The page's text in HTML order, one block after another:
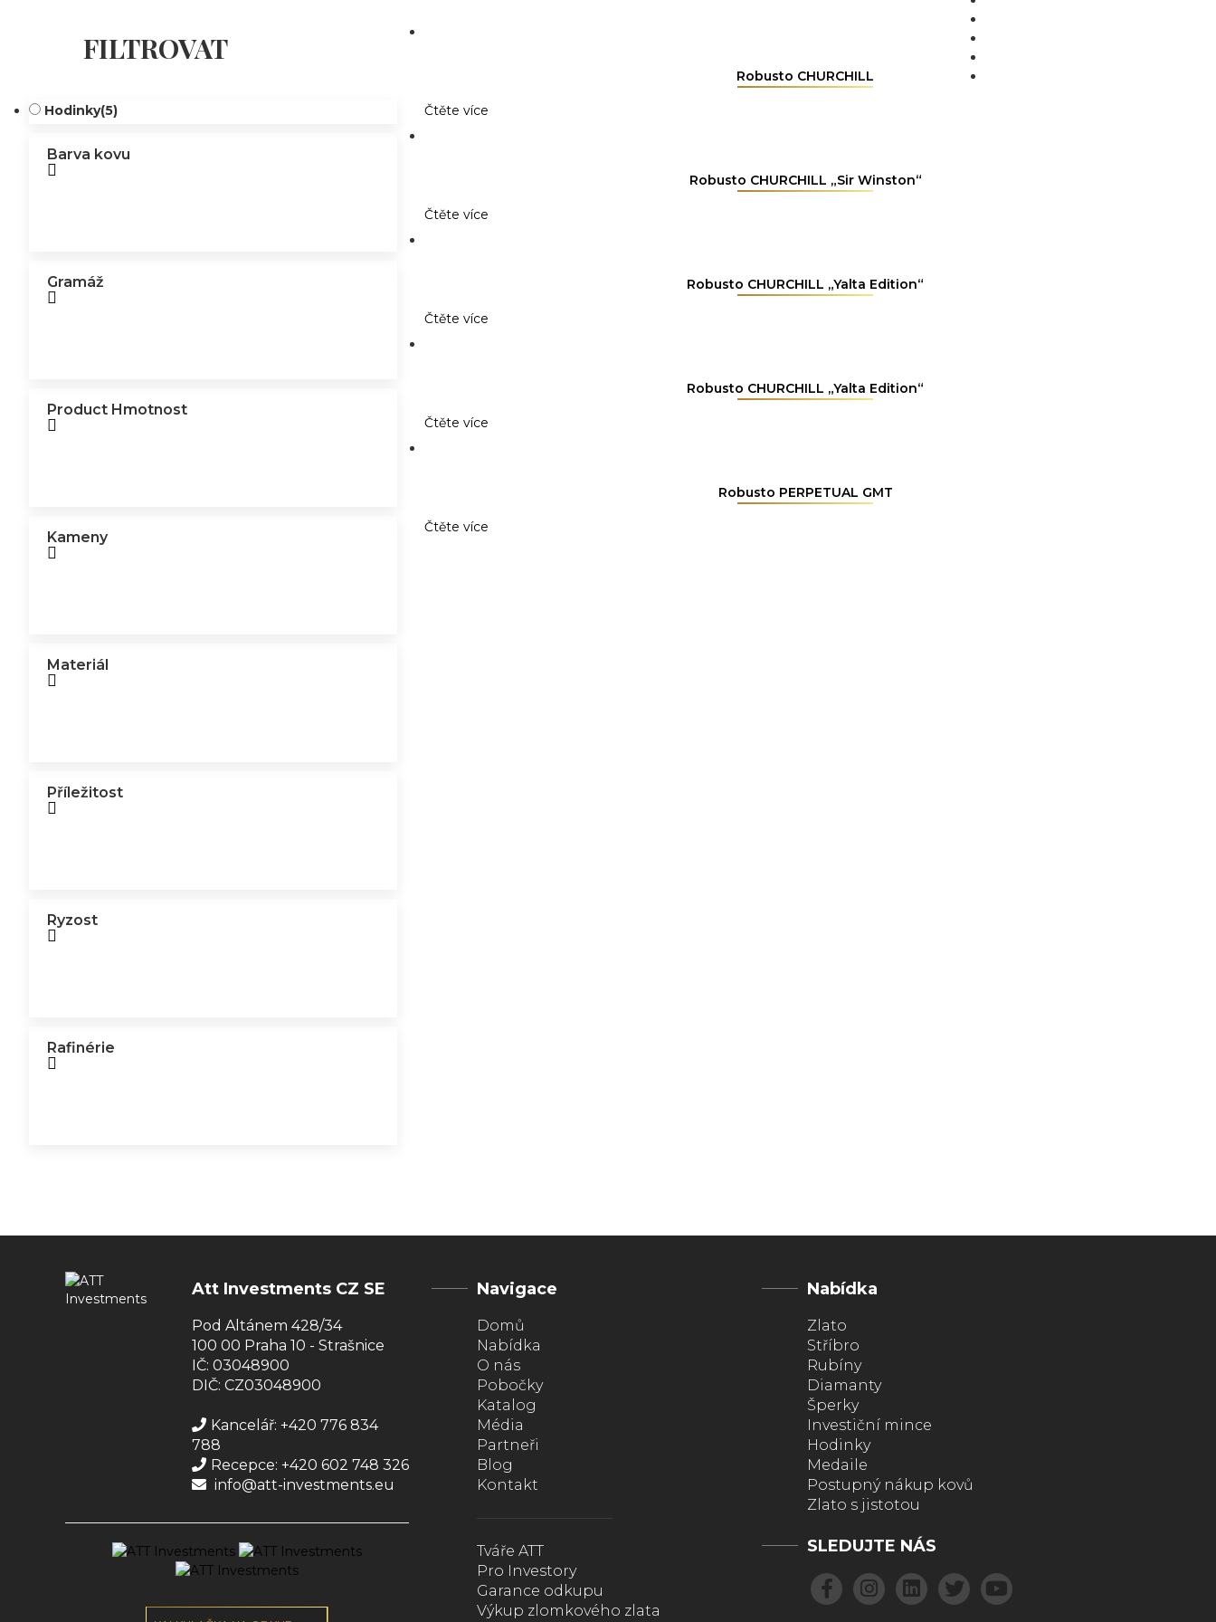
FILTROVAT
Hodinky(5)
Barva kovu
Gramáž
Product Hmotnost
Kameny
Materiál
Příležitost
Ryzost
Rafinérie
Robusto CHURCHILL
Čtěte více
Robusto CHURCHILL „Sir Winston“
Čtěte více
Robusto CHURCHILL „Yalta Edition“
Čtěte více
Robusto CHURCHILL „Yalta Edition“
Čtěte více
Robusto PERPETUAL GMT
Čtěte více
Att Investments CZ SE
Pod Altánem 428/34
100 00 Praha 10 - Strašnice
IČ: 03048900
DIČ: CZ03048900
Kancelář: +420 776 834
788
Recepce: +420 602 748 326
info@att-investments.eu
Navigace
Domů
Nabídka
O nás
Pobočky
Katalog
Média
Partneři
Blog
Kontakt
Tváře ATT
Pro Investory
Garance odkupu
Výkup zlomkového zlata
Nabídka
Zlato
Stříbro
Rubíny
Diamanty
Šperky
Investiční mince
Hodinky
Medaile
Postupný nákup kovů
Zlato s jistotou
SLEDUJTE NÁS